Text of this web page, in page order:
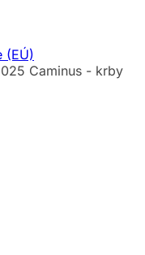
(EÚ)
Caminus - krby